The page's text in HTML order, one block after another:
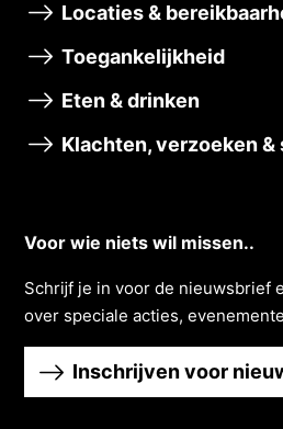
Locaties &
Toegankelijkheid
Eten & drinken
Klachten, verzoeken
Voor wie niets wil missen..
Schrĳf je in voor de nieuwsbrief
over speciale acties,
Inschrijven voor